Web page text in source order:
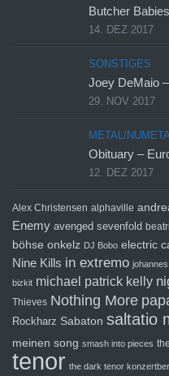
Butcher
14. DEZ 2017
SONSTIGES
Joey DeMaio
29. NOV 2017
METAL/
Obituary –
12. DEZ 2017
Alex Christensen alphaville
Enemy avenged sevenfold
böhse onkelz DJ Bobo electric
Nine Kills in extremo
bizkit michael patrick kelly
Thieves Nothing More
Rockharz Sabaton saltatio
meinen song smash into pieces
tenor the dark tenor